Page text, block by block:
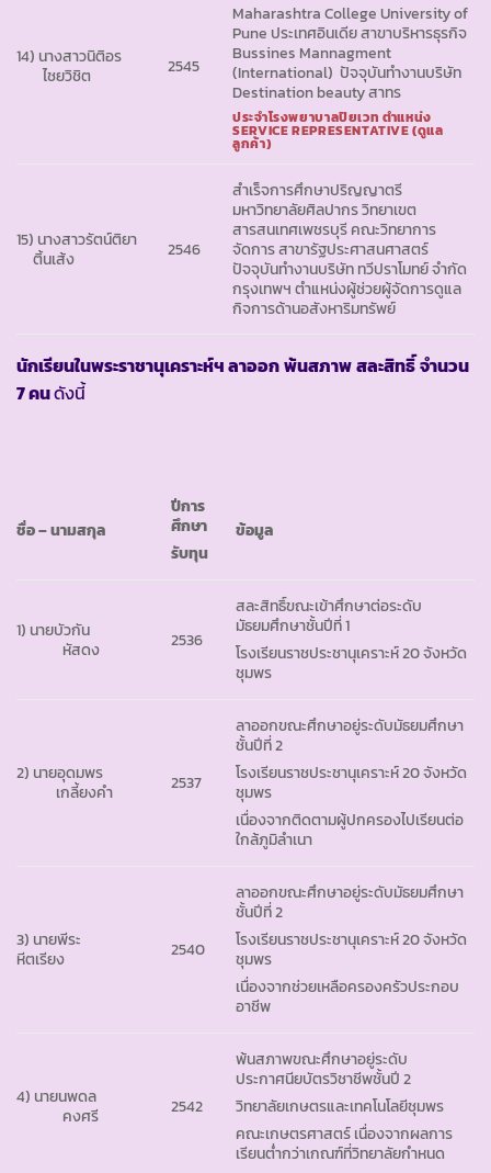
14) นางสาวนิติอร
ไชยวิชิต
2545
Maharashtra College University of
Pune ประเทศอินเดีย สาขาบริหารธุรกิจ
Bussines Mannagment
(International) ปัจจุบันทำงานบริษัท
Destination beauty สาทร
ประจำโรงพยาบาลปิยเวท ตำแหน่ง
SERVICE REPRESENTATIVE (ดูแล
ลูกค้า)
15) นางสาวรัตน์ติยา
ติ้นเส้ง
2546
สำเร็จการศึกษาปริญญาตรี
มหาวิทยาลัยศิลปากร วิทยาเขต
สารสนเทศเพชรบุรี คณะวิทยาการ
จัดการ สาขารัฐประศาสนศาสตร์
ปัจจุบันทำงานบริษัท ทวีปราโมทย์ จำกัด
กรุงเทพฯ ตำแหน่งผู้ช่วยผู้จัดการดูแล
กิจการด้านอสังหาริมทรัพย์
นักเรียนในพระราชานุเคราะห์ฯ ลาออกพ้นสภาพสละสิทธิ์จำนวน
7 คนดังนี้
ชื่อ– นามสกุล
ปีการ
ศึกษา
รับทุน
ข้อมูล
1) นายบัวกัน
หัสดง
2536
สละสิทธิ์ขณะเข้าศึกษาต่อระดับ
มัธยมศึกษาชั้นปีที่ 1
โรงเรียนราชประชานุเคราะห์ 20 จังหวัด
ชุมพร
2) นายอุดมพร
เกลี้ยงคำ
2537
ลาออกขณะศึกษาอยู่ระดับมัธยมศึกษา
ชั้นปีที่ 2
โรงเรียนราชประชานุเคราะห์ 20 จังหวัด
ชุมพร
เนื่องจากติดตามผู้ปกครองไปเรียนต่อ
ใกล้ภูมิลำเนา
3) นายพีระ
หีตเรียง
2540
ลาออกขณะศึกษาอยู่ระดับมัธยมศึกษา
ชั้นปีที่ 2
โรงเรียนราชประชานุเคราะห์ 20 จังหวัด
ชุมพร
เนื่องจากช่วยเหลือครองครัวประกอบ
อาชีพ
4) นายนพดล
คงศรี
2542
พ้นสภาพขณะศึกษาอยู่ระดับ
ประกาศนียบัตรวิชาชีพชั้นปี 2
วิทยาลัยเกษตรและเทคโนโลยีชุมพร
คณะเกษตรศาสตร์ เนื่องจากผลการ
เรียนต่ำกว่าเกณฑ์ที่วิทยาลัยกำหนด